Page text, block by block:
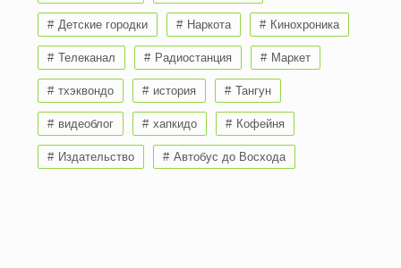
Детские городки Наркота Кинохроника
Телеканал Радиостанция Маркет
тхэквондо история Тангун
видеоблог хапкидо Кофейня
Издательство Автобус до Восхода